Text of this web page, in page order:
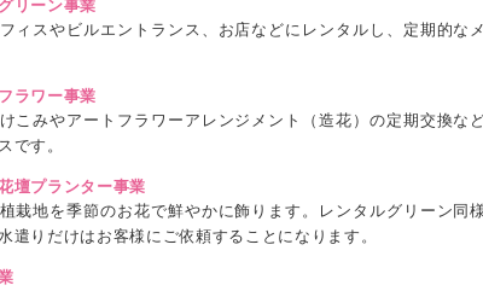
リーン事業
ィスやビルエントランス、お店などにレンタルし、定期的な
ラワー事業
こみやアートフラワーアレンジメント（造花）の定期交換な
です。
壇プランター事業
栽地を季節のお花で鮮やかに飾ります。レンタルグリーン同
遣りだけはお客様にご依頼することになります。